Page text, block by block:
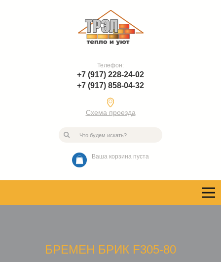
Телефон:
+7 (917) 228-24-02
+7 (917) 858-04-32
Схема проезда
Ваша корзина пуста
БРЕМЕН БРИК F305-80